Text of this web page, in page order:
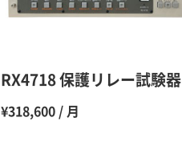
47％（割引率53％）
RX4718 保護リレー試験器
¥318,600 / 月